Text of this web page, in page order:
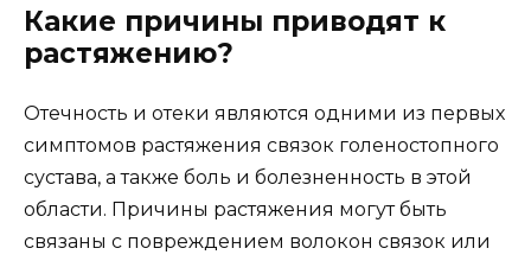
Какие причины приводят к
растяжению?
Отечность и отеки являются одними из первых
симптомов растяжения связок голеностопного
сустава, а также боль и болезненность в этой
области. Причины растяжения могут быть
связаны с повреждением волокон связок или